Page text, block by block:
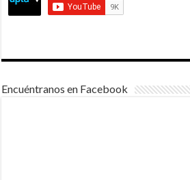
Encuéntranos en Facebook